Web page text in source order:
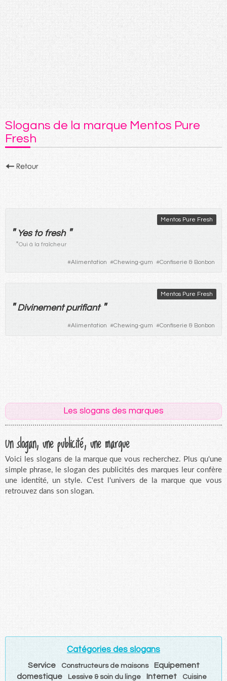
Slogans de la marque Mentos Pure
Fresh
Mentos Pure Fresh
"Yes to fresh "
*Oui à la fraîcheur
#Alimentation #Chewing-gum #Confiserie & Bonbon
Mentos Pure Fresh
" Divinement purifiant "
#Alimentation #Chewing-gum #Confiserie & Bonbon
Les slogans des marques
Un slogan, une publicité, une marque
Voici les slogans de la marque que vous recherchez. Plus qu'une
simple phrase, le slogan des publicités des marques leur confère
une identité, un style. C'est l'univers de la marque que vous
retrouvez dans son slogan.
Catégories des slogans
Service Constructeurs de maisons
Equipement
domestique
Lessive & soin du linge Internet Cuisine